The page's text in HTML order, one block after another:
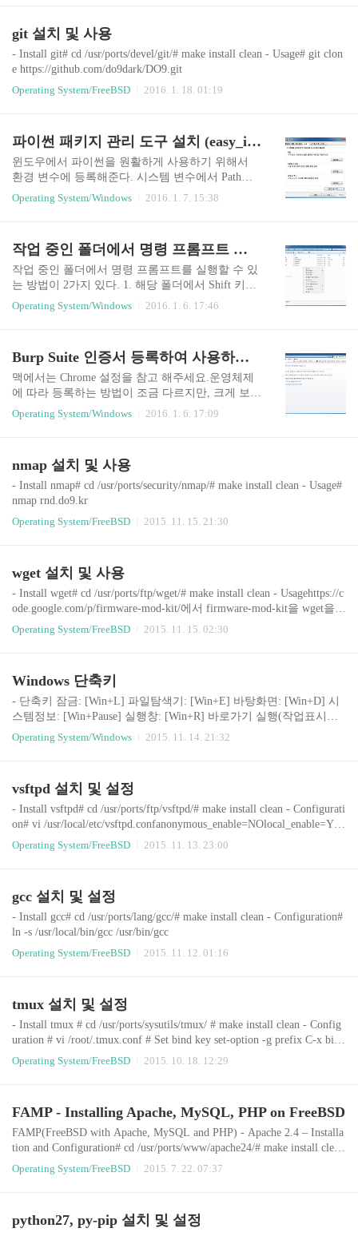
Disk unmount$ diskutil unmountDisk disk2 Backup$ s
udo dd if=/dev/disk2 of=FreeBSD-20150901.img bs=1
m conv=sync 복원은 설치와 동일한 방법으로 백업
git 설치 및 사용
- Install git# cd /usr/ports/devel/git/# make install clean - Usage# git clon
e https://github.com/do9dark/DO9.git
Operating System/FreeBSD
2016. 1. 18. 01:19
파이썬 패키지 관리 도구 설치 (easy_install, pip)
윈도우에서 파이썬을 원활하게 사용하기 위해서
환경 변수에 등록해준다. 시스템 변수에서 Path를
선택해서 편집한다. 변수 값에 ;C:\Python27 를 추
가해준다. (경로는 시스템 및 버전에 따라 다를 수
easy_install을 설치하기 위해서 https://pypi.python.or
g/pypi/setuptools/1.0#windows 사이트로 이동하면 ez
_setup.py 파일과 설명을 볼 수 있다. ez_setup.py 파
작 빌드가 끝나면 설치 시작 설치를 끝내고 난 다
Operating System/Windows 2016. 1. 7. 15:38
작업 중인 폴더에서 명령 프롬프트 실행하기
작업 중인 폴더에서 명령 프롬프트를 실행할 수 있
는 방법이 2가지 있다. 1. 해당 폴더에서 Shift 키를
누른 상태에서 마우스 우클릭하면 "여기서 명령 창
열기" 메뉴를 볼 수 있고 해당 메뉴를 선택하면 해
하면 해당 경로에서 명령 프롬프트가 실행된다.
Operating System/Windows 2016. 1. 6. 17:46
Burp Suite 인증서 등록하여 사용하기 (IE)
맥에서는 Chrome 설정을 참고 해주세요.운영체제
에 따라 등록하는 방법이 조금 다르지만, 크게 보면
http://burp 사이트에서 인증서를 받아서 설치하는
방법과 Burp Suite 프로그램에서 인증서를 받아서
서 HTTPS가 적용된 사이트에 접근할 경우 아래 그
림과 같이 보안 인증서에 문제가 있다는 내용을 볼
수 있다. Chrome가 다르게 IE에서는 "이 웹 사이트
무시하고 접근을 할 수 있다. 인증서 문제를 해결하
"CA Certi..
Operating System/Windows 2016. 1. 6. 17:09
nmap 설치 및 사용
- Install nmap# cd /usr/ports/security/nmap/# make install clean - Usage#
nmap rnd.do9.kr
Operating System/FreeBSD
2015. 11. 15. 21:30
wget 설치 및 사용
- Install wget# cd /usr/ports/ftp/wget/# make install clean - Usagehttps://c
ode.google.com/p/firmware-mod-kit/에서 firmware-mod-kit을 wget을
이용해서 받기(Modify firmware images without recompiling!)# wget ht
tps://firmware-mod-kit.googlecode.com/files/fmk_099.tar.gz
Operating System/FreeBSD 2015. 11. 15. 02:30
Windows 단축키
- 단축키 잠금: [Win+L] 파일탐색기: [Win+E] 바탕화면: [Win+D] 시
스템정보: [Win+Pause] 실행창: [Win+R] 바로가기 실행(작업표시줄):
[Win+숫자] - 실행 [Win+R] 윈도우 버전 확인: winver원격 데스크탑:
mstsc 네트워크 연결: ncpa.cpl 로컬 그룹정책 편집기: gpedit.msc - 보
rosoft\Windows\SendTo 2. 해당 디렉터리에 실행할 프로그램의 바로
가기 파일을 생성 3. 임의의 파일 선택 후 마우스 우클릭하여 보내기
탭에 보면 실행할 프로그램의 바로가기 ..
Operating System/Windows 2015. 11. 14. 21:32
vsftpd 설치 및 설정
- Install vsftpd# cd /usr/ports/ftp/vsftpd/# make install clean - Configurati
on# vi /usr/local/etc/vsftpd.confanonymous_enable=NOlocal_enable=YE
Swrite_enable=YESlocal_umask=022dirmessage_enable=YESxferlog_en
able=YESconnect_from_port_20=YESxferlog_file=/var/log/vsftpd.logxf
Operating System/FreeBSD 2015. 11. 13. 23:00
gcc 설치 및 설정
- Install gcc# cd /usr/ports/lang/gcc/# make install clean - Configuration#
ln -s /usr/local/bin/gcc /usr/bin/gcc
Operating System/FreeBSD
2015. 11. 12. 01:16
tmux 설치 및 설정
- Install tmux # cd /usr/ports/sysutils/tmux/ # make install clean - Config
uration # vi /root/.tmux.conf # Set bind key set-option -g prefix C-x bind
-key C-x last-window (이미 Ctrl+x가 있을 경우 한 번 더 입력해주면
사용 가능) # Set status bar set -g status-bg black set -g status-fg white se
Operating System/FreeBSD 2015. 10. 18. 12:29
FAMP - Installing Apache, MySQL, PHP on FreeBSD
FAMP(FreeBSD with Apache, MySQL and PHP) - Apache 2.4 – Installa
tion and Configuration# cd /usr/ports/www/apache24/# make install clean
Create a file named /boot/loader.conf or edit it if it is already present and
add the following line:accf_http_load="YES" # vi /usr/local/etc/apache2
Operating System/FreeBSD 2015. 7. 22. 07:37
python27, py-pip 설치 및 설정